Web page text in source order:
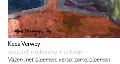
Kees Verwey
aquarel • tekening • te koop
Vazen met bloemen; verso: zomerbloemen